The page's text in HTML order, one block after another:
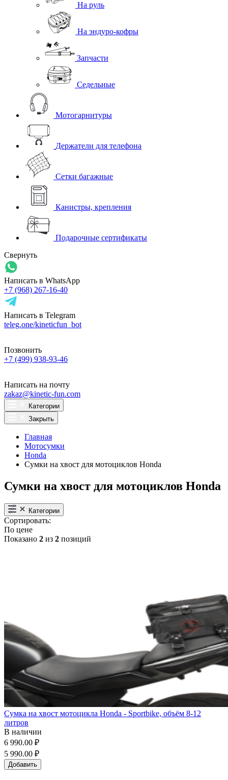
На руль
На эндуро-кофры
Запчасти
Седельные
Мотогарнитуры
Держатели для телефона
Сетки багажные
Канистры, крепления
Подарочные сертификаты
Свернуть
Написать в WhatsApp
+7 (968) 267-16-40
Написать в Telegram
teleg.one/kineticfun_bot
Позвонить
+7 (499) 938-93-46
Написать на почту
zakaz@kinetic-fun.com
Категории
Закрыть
Главная
Мотосумки
Honda
Сумки на хвост для мотоциклов Honda
Сумки на хвост для мотоциклов Honda
Категории
Сортировать:
По цене
Показано 2 из 2 позиций
Сумка на хвост мотоцикла Honda - Sportbike, объём 8-12
литров
В наличии
6 990.00 ₽
5 990.00 ₽
Добавить